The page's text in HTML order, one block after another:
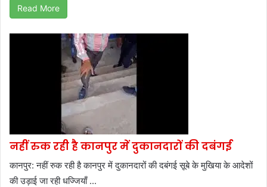
Read More
नहीं रुक रही है कानपुर में दुकानदारों की दबंगई
कानपुर: नहीं रुक रही है कानपुर में दुकानदारों की दबंगई सूबे के मुखिया के आदेशों
की उड़ाई जा रही धज्जियाँ ...